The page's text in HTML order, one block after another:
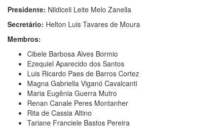
Presidente: Nildiceli Leite Melo Zanella
Secretário: Helton Luis Tavares de Moura
Membros:
Cibele Barbosa Alves Bormio
Ezequiel Aparecido dos Santos
Luis Ricardo Paes de Barros Cortez
Magna Gabriella Viganó Cavalcanti
Maria Eugênia Guerra Mutro
Renan Canale Peres Montanher
Rita de Cassia Altino
Tariane Franciele Bastos Pereira